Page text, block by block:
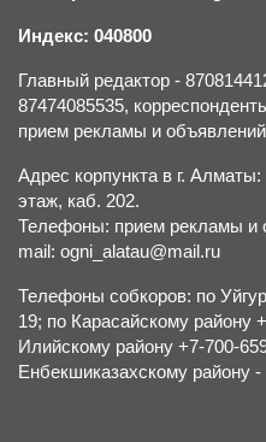
Индекс: 040800
Главный редактор -
87474085535,
прием рекламы и
Адрес корпункта в г.
этаж, каб. 202.
Телефоны: прием рекламы и
mail: ogni_alatau@mail.ru
Телефоны собкоров: по
19; по Карасайскому району
Илийскому району +7-700-
Енбекшиказахскому району -